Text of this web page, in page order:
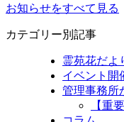
お知らせをすべて見る
カテゴリー別記事
霊苑花だよ
イベント開
管理事務所
【重